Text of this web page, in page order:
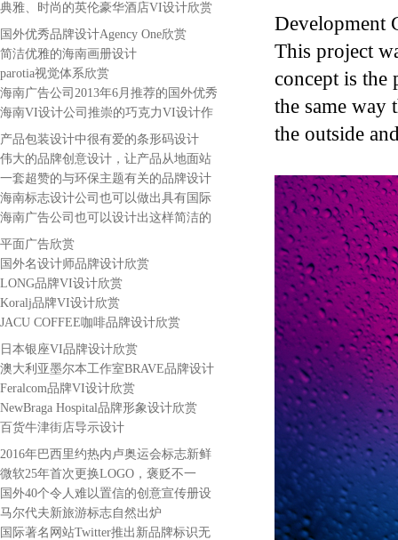
典雅、时尚的英伦豪华酒店VI设计欣赏
国外优秀品牌设计Agency One欣赏
简洁优雅的海南画册设计
parotia视觉体系欣赏
海南广告公司2013年6月推荐的国外优秀
标志设计作品
海南VI设计公司推崇的巧克力VI设计作
品
产品包装设计中很有爱的条形码设计
伟大的品牌创意设计，让产品从地面站
起来！
一套超赞的与环保主题有关的品牌设计
海南标志设计公司也可以做出具有国际
范的品牌设计作品
海南广告公司也可以设计出这样简洁的
标志
平面广告欣赏
国外名设计师品牌设计欣赏
LONG品牌VI设计欣赏
Koralj品牌VI设计欣赏
JACU COFFEE咖啡品牌设计欣赏
日本银座VI品牌设计欣赏
澳大利亚墨尔本工作室BRAVE品牌设计
欣赏
Feralcom品牌VI设计欣赏
NewBraga Hospital品牌形象设计欣赏
百货牛津街店导示设计
2016年巴西里约热内卢奥运会标志新鲜
出炉
微软25年首次更换LOGO，褒贬不一
国外40个令人难以置信的创意宣传册设
计灵感
马尔代夫新旅游标志自然出炉
国际著名网站Twitter推出新品牌标识无
Development
This project
concept is the
the same way
the outside